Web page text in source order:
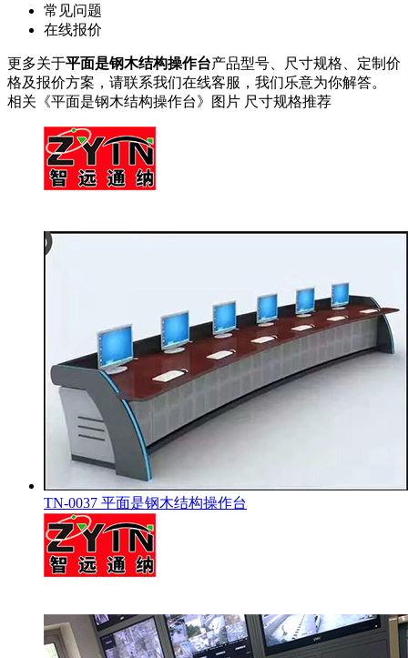
常见问题
在线报价
更多关于平面是钢木结构操作台产品型号、尺寸规格、定制价
格及报价方案，请联系我们在线客服，我们乐意为你解答。
相关《平面是钢木结构操作台》图片 尺寸规格推荐
TN-0037 平面是钢木结构操作台